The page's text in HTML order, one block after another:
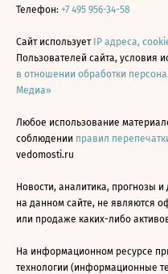
Телефон: +7 495 956-34-58
Сайт использует IP адреса,
Пользователей сайта, условия
в отношении обработки
Медиа»
Любое использование
соблюдении правил
vedomosti.ru
Новости, аналитика, прогнозы
на данном сайте, не являются
или продаже каких-либо
На информационном ресурсе
технологии (информационные